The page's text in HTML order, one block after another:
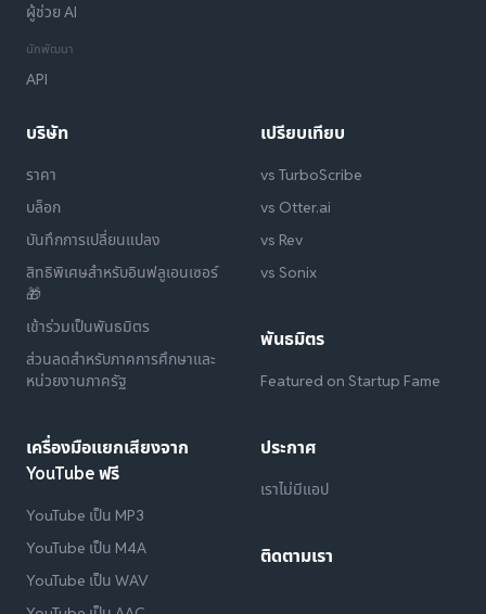
ผู้ช่วย AI
นักพัฒนา
API
บริษัท
ราคา
บล็อก
บันทึกการเปลี่ยนแปลง
สิทธิพิเศษสำหรับอินฟลูเอนเซอร์
🎁
เข้าร่วมเป็นพันธมิตร
ส่วนลดสำหรับภาคการศึกษาและ
หน่วยงานภาครัฐ
เครื่องมือแยกเสียงจาก
YouTube ฟรี
YouTube เป็น MP3
YouTube เป็น M4A
YouTube เป็น WAV
เปรียบเทียบ
vs TurboScribe
vs Otter.ai
vs Rev
vs Sonix
พันธมิตร
Featured on Startup Fame
ประกาศ
เราไม่มีแอป
ติดตามเรา